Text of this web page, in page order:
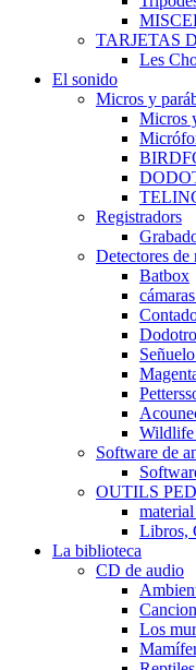
TARJETAS
Les
El sonido
Micros y
Micros
Registradors
Detectores de
Batbox
Wildlife
Software de
OUTILS
Libros,
La biblioteca
CD de audio
Los